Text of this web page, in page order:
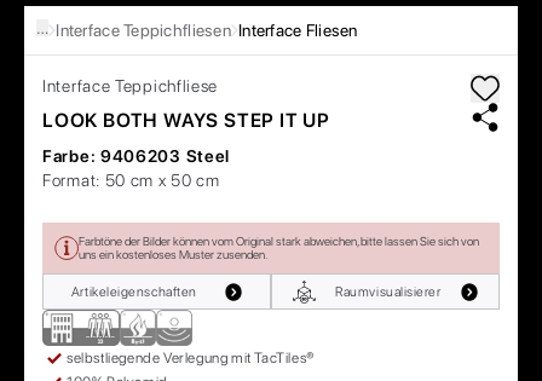
… Interface Teppichfliesen Interface Fliesen
Interface Teppichfliese
LOOK BOTH WAYS STEP IT UP
Farbe: 9406203 Steel
Format: 50 cm x 50 cm
Farbtöne der Bilder können vom Original stark abweichen, bitte lassen Sie sich von
uns ein kostenloses Muster zusenden.
Artikeleigenschaften Raumvisualisierer
selbstliegende Verlegung mit TacTiles®